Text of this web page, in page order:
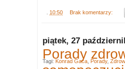
10:50 Brak komentarzy:
piątek, 27
Porady
Tagi: Konrad Gaca Porady,